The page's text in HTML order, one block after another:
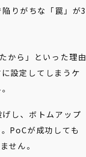
りがちな「罠」が3
から」といった理由
設定してしまうケ
し、ボトムアップ
PoCが成功しても
せん。